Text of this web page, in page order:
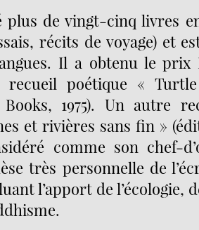
de vingt-cinq livres
récits de voyage) et
Il a obtenu le prix
recueil poétique «
1975). Un autre
et rivières sans fin »
comme son chef-
très personnelle de
l’apport de l’écologie,